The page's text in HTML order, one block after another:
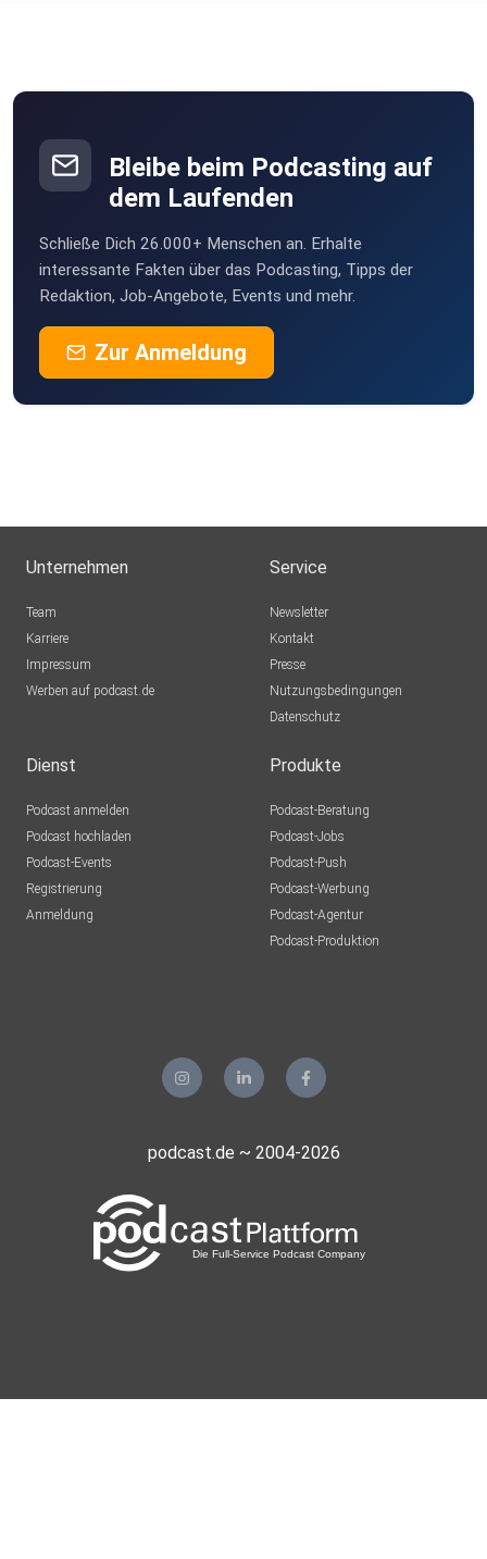
Bleibe beim Podcasting auf
dem Laufenden
Schließe Dich 26.000+ Menschen an. Erhalte
interessante Fakten über das Podcasting, Tipps der
Redaktion, Job-Angebote, Events und mehr.
Zur Anmeldung
Unternehmen
Team
Karriere
Impressum
Werben auf podcast.de
Service
Newsletter
Kontakt
Presse
Nutzungsbedingungen
Datenschutz
Dienst
Podcast anmelden
Podcast hochladen
Podcast-Events
Registrierung
Anmeldung
Produkte
Podcast-Beratung
Podcast-Jobs
Podcast-Push
Podcast-Werbung
Podcast-Agentur
Podcast-Produktion
podcast.de ~ 2004-2026